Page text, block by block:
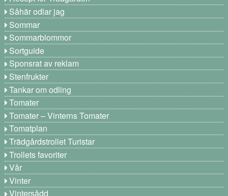
Såhär odlar jag
Sommar
Sommarblommor
Sortguide
Sponsrat av reklam
Stenfrukter
Tankar om odling
Tomater
Tomater – Vinterns Tomater
Tomatplan
Trädgårdstrollet Turistar
Trollets favoriter
Vår
Vinter
Vintersådd